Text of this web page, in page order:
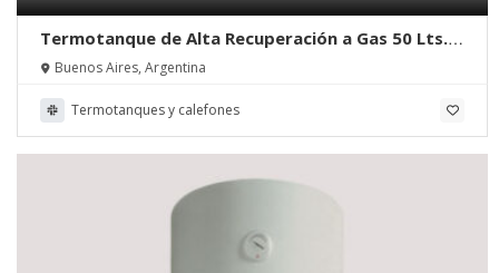
Termotanque de Alta Recuperación a Gas 50 Lts. |
Señorial
Buenos Aires, Argentina
Termotanques y calefones